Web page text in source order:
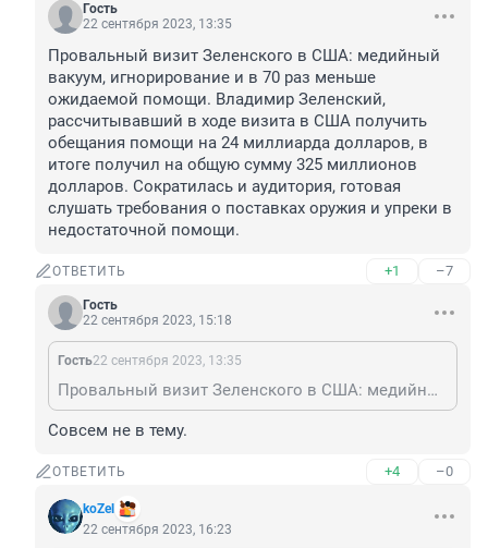
Гость
22 сентября 2023, 13:35
Провальный визит Зеленского в США: медийный
вакуум, игнорирование и в 70 раз меньше
ожидаемой помощи. Владимир Зеленский,
рассчитывавший в ходе визита в США получить
обещания помощи на 24 миллиарда долларов, в
итоге получил на общую сумму 325 миллионов
долларов. Сократилась и аудитория, готовая
слушать требования о поставках оружия и упреки в
недостаточной помощи.
ОТВЕТИТЬ +1 –7
Гость
22 сентября 2023, 15:18
Гость22 сентября 2023, 13:35
Провальный визит Зеленского в США: медийный вакуум, игнорирование и в 70 раз меньше ожидаемой помощи. Владимир Зеленский, рассчитывавший в ходе визита в США получить обещания помощи на 24 миллиарда долларов, в итоге получил на общую сумму 325 миллионов долларов. Сократилась и аудитория, готовая слушать требования о поставках оружия и упреки в недостаточной помощи.
Совсем не в тему.
ОТВЕТИТЬ +4 –0
koZel
22 сентября 2023, 16:23